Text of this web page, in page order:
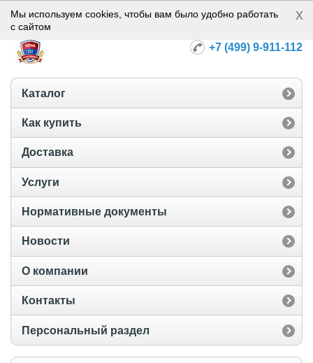
Норма-112
+7 (499) 9-911-112
Каталог
Как купить
Доставка
Услуги
Нормативные документы
Новости
О компании
Контакты
Персональный раздел
Мы используем cookies, чтобы вам было удобно работать
с сайтом
x